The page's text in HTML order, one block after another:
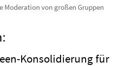
Moderation von großen Gruppen
Konsolidierung für